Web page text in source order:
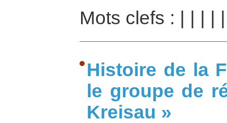
Mots clefs :
Histoire de la
le groupe de
Kreisau »